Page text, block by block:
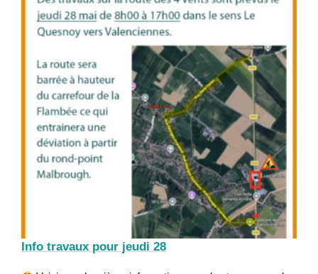
Info travaux pour jeudi 28